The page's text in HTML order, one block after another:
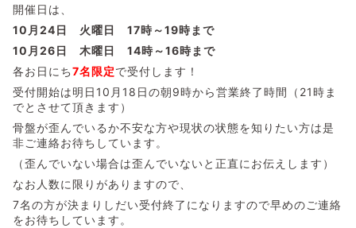
開催日は、
10月24日 火曜日 17時～19時まで
10月26日 木曜日 14時～16時まで
各お日にち7名限定で受付します！
受付開始は明日10月18日の朝9時から営業終了時間（21時ま
でとさせて頂きます）
骨盤が歪んでいるか不安な方や現状の状態を知りたい方は是
非ご連絡お待ちしています。
（歪んでいない場合は歪んでいないと正直にお伝えします）
なお人数に限りがありますので、
7名の方が決まりしだい受付終了になりますので早めのご連絡
をお待ちしています。